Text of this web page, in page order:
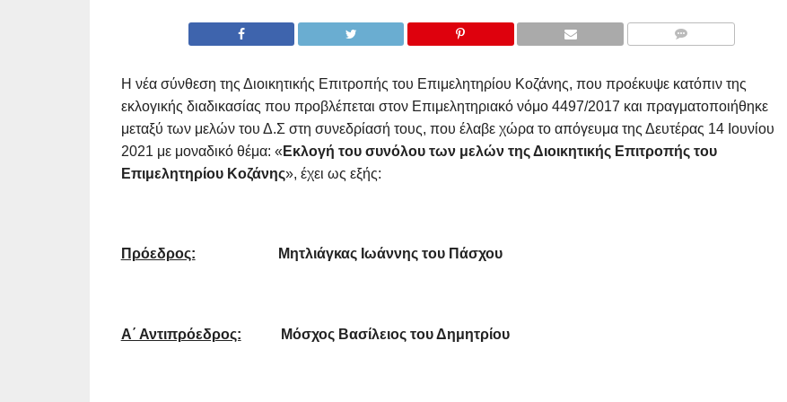
Η νέα σύνθεση της Διοικητικής Επιτροπής του Επιμελητηρίου Κοζάνης, που προέκυψε κατόπιν της
εκλογικής διαδικασίας που προβλέπεται στον Επιμελητηριακό νόμο 4497/2017 και πραγματοποιήθηκε
μεταξύ των μελών του Δ.Σ στη συνεδρίασή τους, που έλαβε χώρα το απόγευμα της Δευτέρας 14 Ιουνίου
2021 με μοναδικό θέμα: « Εκλογή του συνόλου των μελών της Διοικητικής Επιτροπής του
Επιμελητηρίου Κοζάνης», έχει ως εξής:
Πρόεδρος: Μητλιάγκας Ιωάννης του Πάσχου
Α΄ Αντιπρόεδρος: Μόσχος Βασίλειος του Δημητρίου